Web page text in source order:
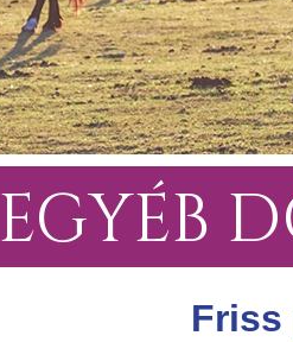
EGYÉB